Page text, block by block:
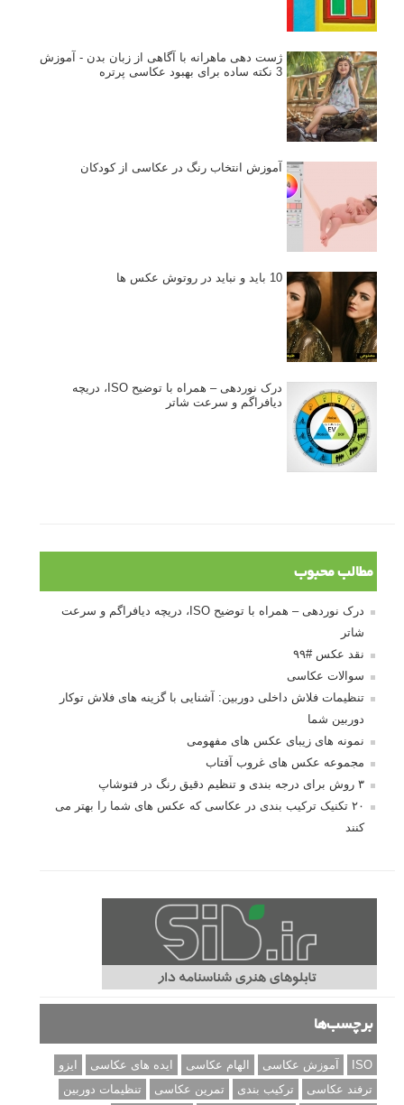
ژست دهی ماهرانه با آگاهی از زبان بدن - آموزش
3 نکته ساده برای بهبود عکاسی پرتره
آموزش انتخاب رنگ در عکاسی از کودکان
10 باید و نباید در روتوش عکس ها
درک نوردهی – همراه با توضیح ISO، دریچه
دیافراگم و سرعت شاتر
مطالب محبوب
درک نوردهی – همراه با توضیح ISO، دریچه دیافراگم و سرعت
شاتر
نقد عکس #۹۹
سوالات عکاسی
تنظیمات فلاش داخلی دوربین: آشنایی با گزینه های فلاش توکار
دوربین شما
نمونه های زیبای عکس های مفهومی
مجموعه عکس های غروب آفتاب
۳ روش برای درجه بندی و تنظیم دقیق رنگ در فتوشاپ
۲۰ تکنیک ترکیب بندی در عکاسی که عکس های شما را بهتر می
کنند
برچسب‌ها
ISO آموزش عکاسی الهام عکاسی ایده های عکاسی
ایزو
ترفند عکاسی
ترکیب بندی تمرین عکاسی
تنظیمات دوربین